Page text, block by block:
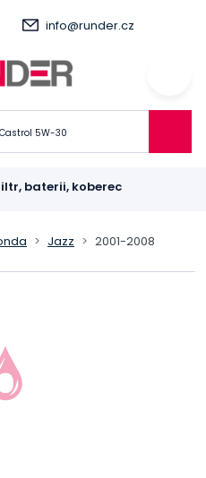
info@runder.cz
baterii, koberec
Jazz 2001-2008